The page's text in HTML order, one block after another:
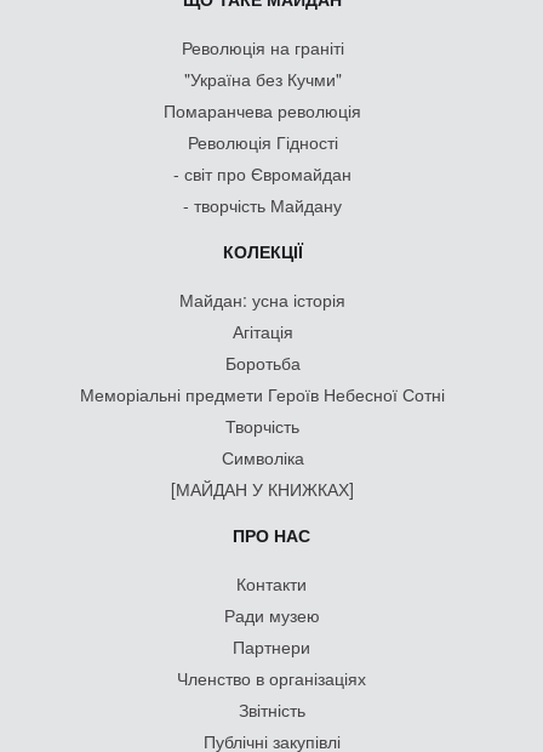
Революція на граніті
"Україна без Кучми"
Помаранчева революція
Революція Гідності
- світ про Євромайдан
- творчість Майдану
КОЛЕКЦІЇ
Майдан: усна історія
Агітація
Боротьба
Меморіальні предмети Героїв Небесної Сотні
Творчість
Символіка
[МАЙДАН У КНИЖКАХ]
ПРО НАС
Контакти
Ради музею
Партнери
Членство в організаціях
Звітність
Публічні закупівлі